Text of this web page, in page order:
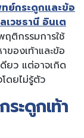
กระดูกและข้อ
เวชธานี อินเต
ติกรรมการใช้
ของเท้าและข้อ
ยว แต่อาจเกิด
ดยไม่รู้ตัว
ะดูกเท้า